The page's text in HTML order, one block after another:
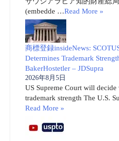
(embedde …Read More »
商標登録insideNews:
Determines Trademark
BakerHostetler – JDSupra
2026年8月5日
US Supreme Court will decide
trademark strength The U.S.
Read More »